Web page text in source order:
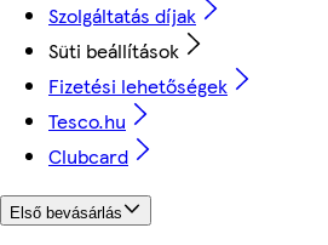
Szolgáltatás díjak
Süti beállítások
Fizetési lehetőségek
Tesco.hu
Clubcard
Első bevásárlás